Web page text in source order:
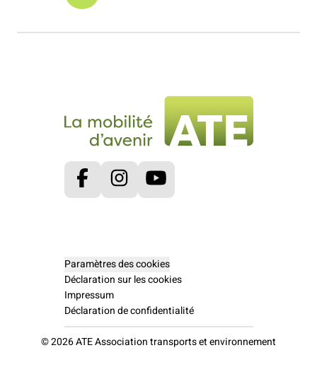
FacebookInstagram
Paramètres des cookies
Déclaration sur les cookies
Impressum
Déclaration de confidentialité
© 2026 ATE Association transports et environnement